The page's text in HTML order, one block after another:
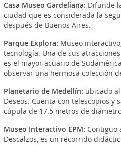
Casa Museo Gardeliana: Difunde
ciudad que es considerada la
después de Buenos Aires.
Parque Explora: Museo
tecnología. Una de sus
es el mayor acuario de
observar una hermosa colección
Planetario de Medellín: ubicado
Deseos. Cuenta con telescopios y
cúpula de 17.5 metros de
Museo Interactivo EPM: Contiguo
Descalzos, es un recorrido